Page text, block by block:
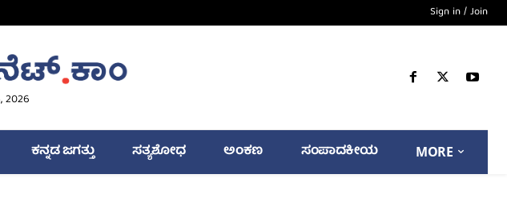
Sign in / Join
2026
ಕನ್ನಡ ಜಗತ್ತು ಸತ್ಯಶೋಧ ಅಂಕಣ ಸಂಪಾದಕೀಯ MORE